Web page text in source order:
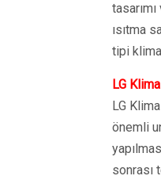
ısıtma
tipi
LG
LG
önemli
sonrası